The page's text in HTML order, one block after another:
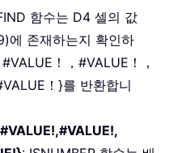
함수는 D4 셀의 값
에 존재하는지 확인하
！，#VALUE！，
！}를 반환합니